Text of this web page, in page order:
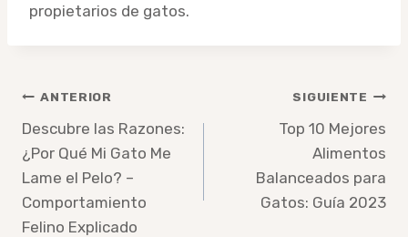
propietarios de gatos.
Navegación
de
entradas
ANTERIOR
Descubre las Razones:
¿Por Qué Mi Gato Me
Lame el Pelo? –
Comportamiento
Felino Explicado
SIGUIENTE
Top 10 Mejores
Alimentos
Balanceados para
Gatos: Guía 2023